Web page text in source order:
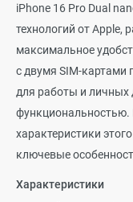
iPhone 16 Pro Dual
технологий от Apple,
максимальное
с двумя SIM-картами
для работы и личных
функциональностью.
характеристики
ключевые
Характеристики